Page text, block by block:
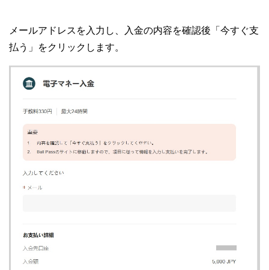
メールアドレスを入力し、入金の内容を確認後「今すぐ支
払う」をクリックします。